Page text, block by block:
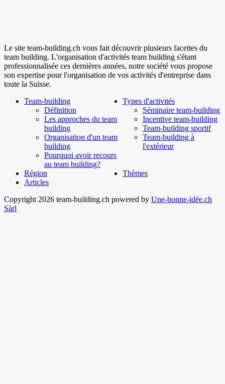
Le site team-building.ch vous fait découvrir plusieurs facettes du
team building. L'organisation d'activités team building s'étant
professionnalisée ces dernières années, notre société vous propose
son expertise pour l'organisation de vos activités d'entreprise dans
toute la Suisse.
Team-building
Définition
Les approches du team
building
Organisation d'un team
building
Pourquoi avoir recours
au team building?
Types d'activités
Séminaire team-building
Incentive team-building
Team-building sportif
Team-building à
l'extérieur
Région
Thèmes
Articles
Copyright 2026 team-building.ch powered by Une-bonne-idée.ch
Sàrl